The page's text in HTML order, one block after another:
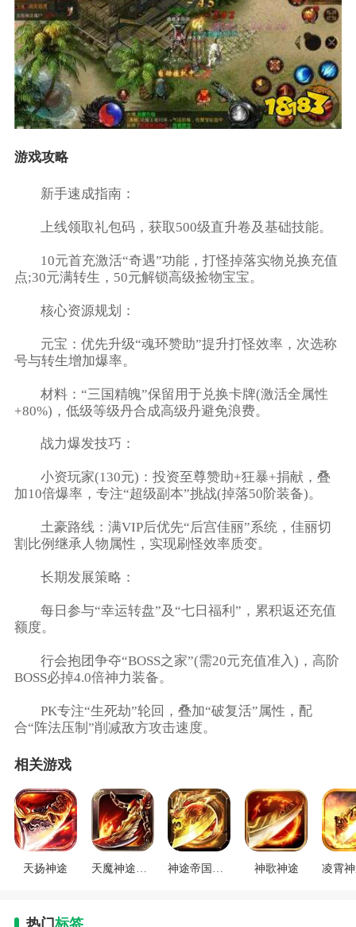
游戏攻略
​​新手速成指南​​：
上线领取礼包码，获取500级直升卷及基础技能。
10元首充激活“奇遇”功能，打怪掉落实物兑换充值
点;30元满转生，50元解锁高级捡物宝宝。
​​核心资源规划​​：
​​元宝​​：优先升级“魂环赞助”提升打怪效率，次选称
号与转生增加爆率。
​​材料​​：“三国精魄”保留用于兑换卡牌(激活全属性
+80%)，低级等级丹合成高级丹避免浪费。
​​战力爆发技巧​​：
小资玩家(130元)：投资至尊赞助+狂暴+捐献，叠
加10倍爆率，专注“超级副本”挑战(掉落50阶装备)。
土豪路线：满VIP后优先“后宫佳丽”系统，佳丽切
割比例继承人物属性，实现刷怪效率质变。
​​长期发展策略​​：
每日参与“幸运转盘”及“七日福利”，累积返还充值
额度。
行会抱团争夺“BOSS之家”(需20元充值准入)，高阶
BOSS必掉4.0倍神力装备。
PK专注“生死劫”轮回，叠加“破复活”属性，配
合“阵法压制”削减敌方攻击速度。
相关游戏
天扬神途 天魔神途下载 神途帝国下载 神歌神途